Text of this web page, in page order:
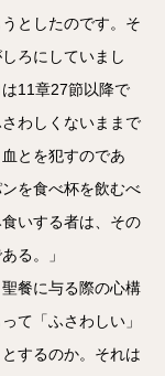
としたのです。そ
ろにしていまし
11章27節以降で
わしくないままで
とを犯すのであ
を食べ杯を飲むべ
いする者は、その
る。」
餐に与る際の心構
て「ふさわしい」
するのか。それは